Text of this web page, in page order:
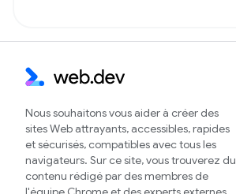
Nous souhaitons vous aider à créer des
sites Web attrayants, accessibles, rapides
et sécurisés, compatibles avec tous les
navigateurs. Sur ce site, vous trouverez du
contenu rédigé par des membres de